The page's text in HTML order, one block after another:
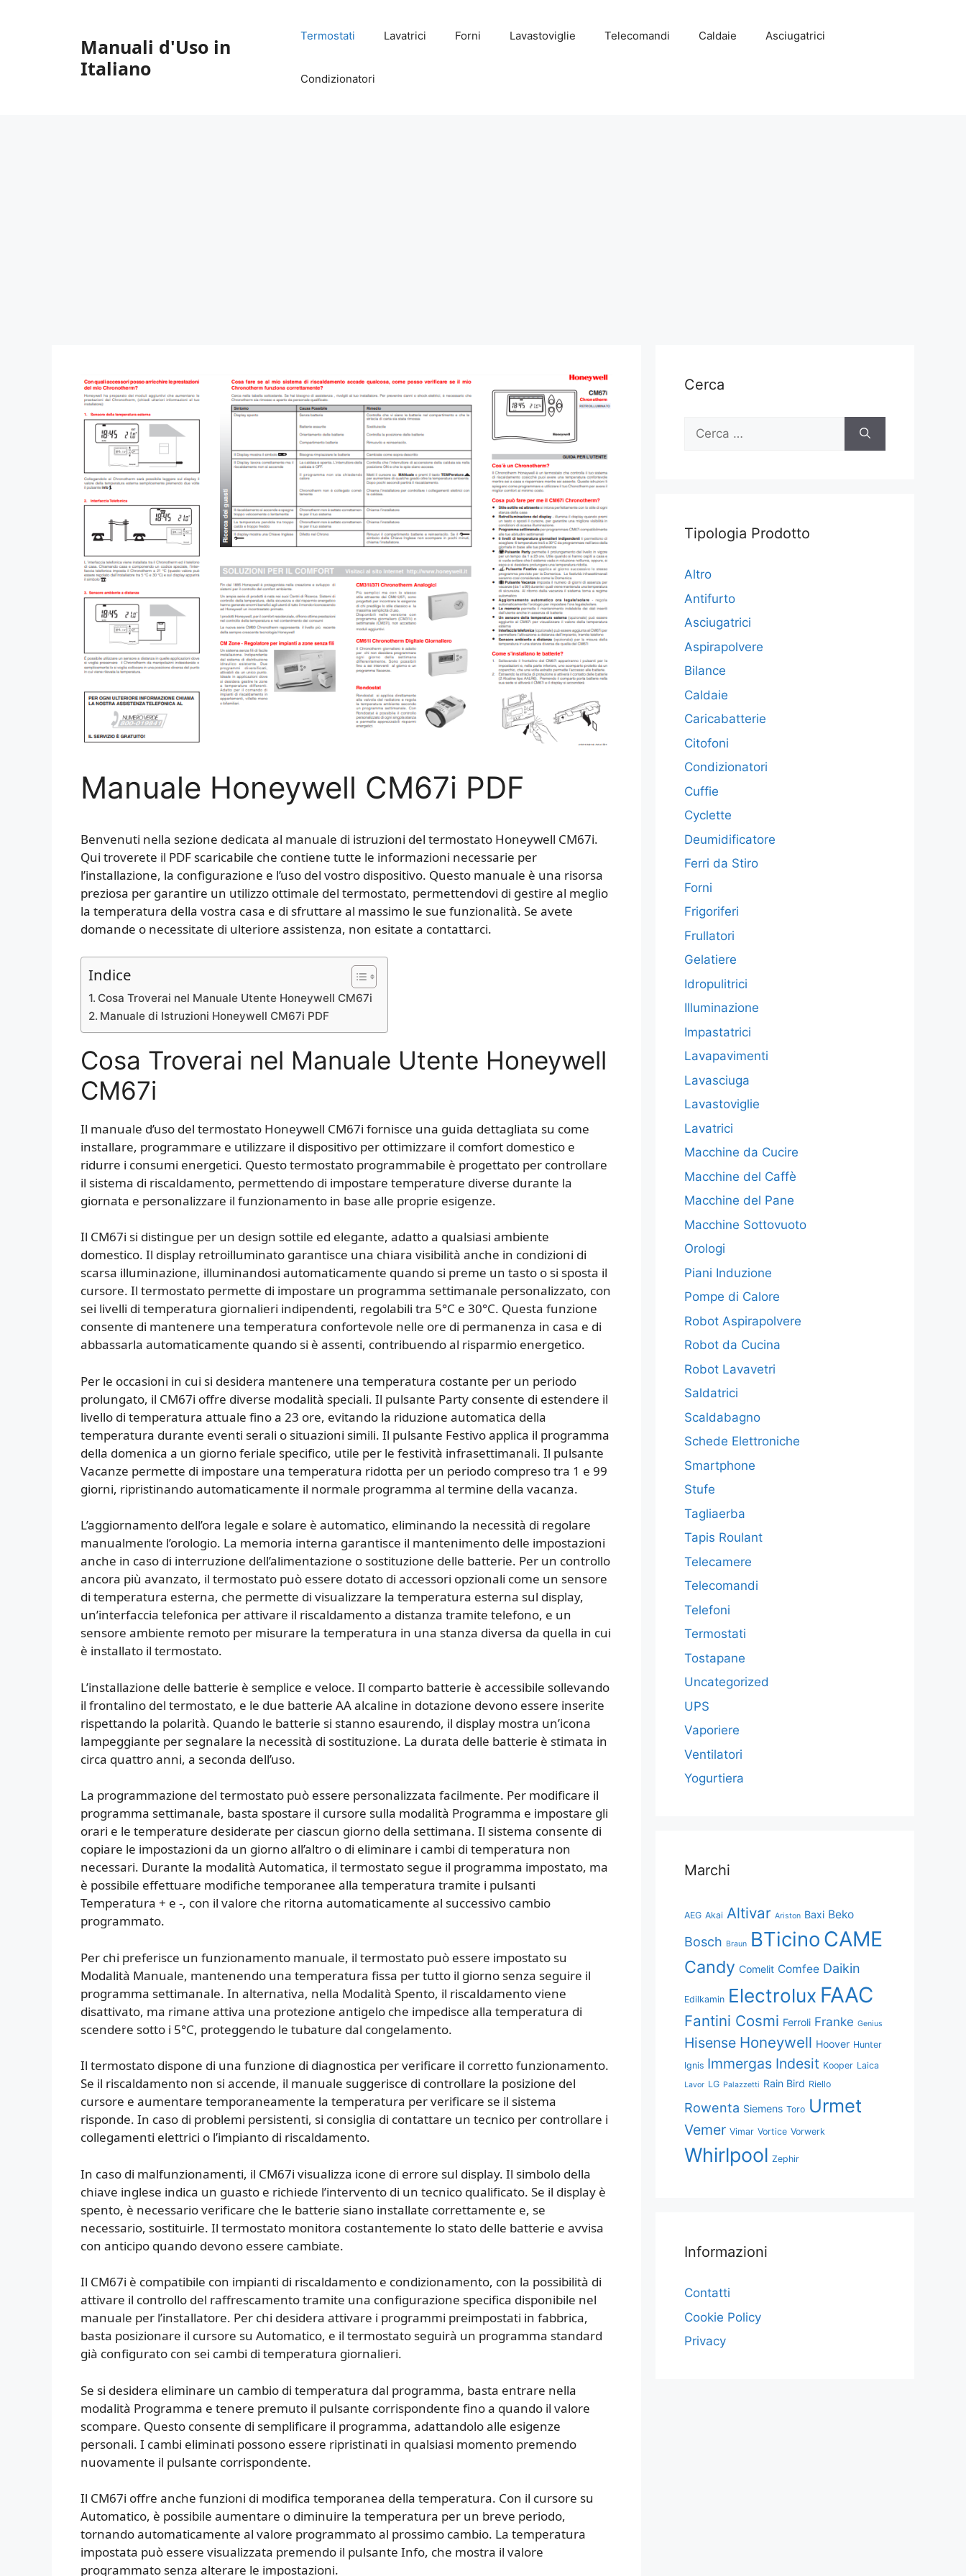
Manuali d'Uso in
Italiano
Termostati Lavatrici Forni Lavastoviglie Telecomandi Caldaie Asciugatrici
Condizionatori
Manuale Honeywell CM67i PDF
Benvenuti nella sezione dedicata al manuale di istruzioni del termostato Honeywell CM67i.
Qui troverete il PDF scaricabile che contiene tutte le informazioni necessarie per
l’installazione, la configurazione e l’uso del vostro dispositivo. Questo manuale è una risorsa
preziosa per garantire un utilizzo ottimale del termostato, permettendovi di gestire al meglio
la temperatura della vostra casa e di sfruttare al massimo le sue funzionalità. Se avete
domande o necessitate di ulteriore assistenza, non esitate a contattarci.
Indice
Cosa Troverai nel Manuale Utente Honeywell CM67i
Manuale di Istruzioni Honeywell CM67i PDF
Cosa Troverai nel Manuale Utente Honeywell
CM67i
Il manuale d’uso del termostato Honeywell CM67i fornisce una guida dettagliata su come
installare, programmare e utilizzare il dispositivo per ottimizzare il comfort domestico e
ridurre i consumi energetici. Questo termostato programmabile è progettato per controllare
il sistema di riscaldamento, permettendo di impostare temperature diverse durante la
giornata e personalizzare il funzionamento in base alle proprie esigenze.
Il CM67i si distingue per un design sottile ed elegante, adatto a qualsiasi ambiente
domestico. Il display retroilluminato garantisce una chiara visibilità anche in condizioni di
scarsa illuminazione, illuminandosi automaticamente quando si preme un tasto o si sposta il
cursore. Il termostato permette di impostare un programma settimanale personalizzato, con
sei livelli di temperatura giornalieri indipendenti, regolabili tra 5°C e 30°C. Questa funzione
consente di mantenere una temperatura confortevole nelle ore di permanenza in casa e di
abbassarla automaticamente quando si è assenti, contribuendo al risparmio energetico.
Per le occasioni in cui si desidera mantenere una temperatura costante per un periodo
prolungato, il CM67i offre diverse modalità speciali. Il pulsante Party consente di estendere il
livello di temperatura attuale fino a 23 ore, evitando la riduzione automatica della
temperatura durante eventi serali o situazioni simili. Il pulsante Festivo applica il programma
della domenica a un giorno feriale specifico, utile per le festività infrasettimanali. Il pulsante
Vacanze permette di impostare una temperatura ridotta per un periodo compreso tra 1 e 99
giorni, ripristinando automaticamente il normale programma al termine della vacanza.
L’aggiornamento dell’ora legale e solare è automatico, eliminando la necessità di regolare
manualmente l’orologio. La memoria interna garantisce il mantenimento delle impostazioni
anche in caso di interruzione dell’alimentazione o sostituzione delle batterie. Per un controllo
ancora più avanzato, il termostato può essere dotato di accessori opzionali come un sensore
di temperatura esterna, che permette di visualizzare la temperatura esterna sul display,
un’interfaccia telefonica per attivare il riscaldamento a distanza tramite telefono, e un
sensore ambiente remoto per misurare la temperatura in una stanza diversa da quella in cui
è installato il termostato.
L’installazione delle batterie è semplice e veloce. Il comparto batterie è accessibile sollevando
il frontalino del termostato, e le due batterie AA alcaline in dotazione devono essere inserite
rispettando la polarità. Quando le batterie si stanno esaurendo, il display mostra un’icona
lampeggiante per segnalare la necessità di sostituzione. La durata delle batterie è stimata in
circa quattro anni, a seconda dell’uso.
La programmazione del termostato può essere personalizzata facilmente. Per modificare il
programma settimanale, basta spostare il cursore sulla modalità Programma e impostare gli
orari e le temperature desiderate per ciascun giorno della settimana. Il sistema consente di
copiare le impostazioni da un giorno all’altro o di eliminare i cambi di temperatura non
necessari. Durante la modalità Automatica, il termostato segue il programma impostato, ma
è possibile effettuare modifiche temporanee alla temperatura tramite i pulsanti
Temperatura + e -, con il valore che ritorna automaticamente al successivo cambio
programmato.
Per chi preferisce un funzionamento manuale, il termostato può essere impostato su
Modalità Manuale, mantenendo una temperatura fissa per tutto il giorno senza seguire il
programma settimanale. In alternativa, nella Modalità Spento, il riscaldamento viene
disattivato, ma rimane attiva una protezione antigelo che impedisce alla temperatura di
scendere sotto i 5°C, proteggendo le tubature dal congelamento.
Il termostato dispone di una funzione di diagnostica per verificare il corretto funzionamento.
Se il riscaldamento non si accende, il manuale suggerisce di controllare la posizione del
cursore e aumentare temporaneamente la temperatura per verificare se il sistema
risponde. In caso di problemi persistenti, si consiglia di contattare un tecnico per controllare i
collegamenti elettrici o l’impianto di riscaldamento.
In caso di malfunzionamenti, il CM67i visualizza icone di errore sul display. Il simbolo della
chiave inglese indica un guasto e richiede l’intervento di un tecnico qualificato. Se il display è
spento, è necessario verificare che le batterie siano installate correttamente e, se
necessario, sostituirle. Il termostato monitora costantemente lo stato delle batterie e avvisa
con anticipo quando devono essere cambiate.
Il CM67i è compatibile con impianti di riscaldamento e condizionamento, con la possibilità di
attivare il controllo del raffrescamento tramite una configurazione specifica disponibile nel
manuale per l’installatore. Per chi desidera attivare i programmi preimpostati in fabbrica,
basta posizionare il cursore su Automatico, e il termostato seguirà un programma standard
già configurato con sei cambi di temperatura giornalieri.
Se si desidera eliminare un cambio di temperatura dal programma, basta entrare nella
modalità Programma e tenere premuto il pulsante corrispondente fino a quando il valore
scompare. Questo consente di semplificare il programma, adattandolo alle esigenze
personali. I cambi eliminati possono essere ripristinati in qualsiasi momento premendo
nuovamente il pulsante corrispondente.
Il CM67i offre anche funzioni di modifica temporanea della temperatura. Con il cursore su
Automatico, è possibile aumentare o diminuire la temperatura per un breve periodo,
tornando automaticamente al valore programmato al prossimo cambio. La temperatura
impostata può essere visualizzata premendo il pulsante Info, che mostra il valore
programmato senza alterare le impostazioni.
Cerca
Ricerca
Tipologia Prodotto
Altro
Antifurto
Asciugatrici
Aspirapolvere
Bilance
Caldaie
Caricabatterie
Citofoni
Condizionatori
Cuffie
Cyclette
Deumidificatore
Ferri da Stiro
Forni
Frigoriferi
Frullatori
Gelatiere
Idropulitrici
Illuminazione
Impastatrici
Lavapavimenti
Lavasciuga
Lavastoviglie
Lavatrici
Macchine da Cucire
Macchine del Caffè
Macchine del Pane
Macchine Sottovuoto
Orologi
Piani Induzione
Pompe di Calore
Robot Aspirapolvere
Robot da Cucina
Robot Lavavetri
Saldatrici
Scaldabagno
Schede Elettroniche
Smartphone
Stufe
Tagliaerba
Tapis Roulant
Telecamere
Telecomandi
Telefoni
Termostati
Tostapane
Uncategorized
UPS
Vaporiere
Ventilatori
Yogurtiera
Marchi
AEG Akai Altivar Ariston Baxi Beko
Bosch Braun BTicino CAME
Candy Comelit Comfee Daikin
Edilkamin Electrolux FAAC
Fantini Cosmi Ferroli Franke Genius
Hisense Honeywell Hoover Hunter
Ignis Immergas Indesit Kooper Laica
Lavor LG Palazzetti Rain Bird Riello
Rowenta Siemens Toro Urmet
Vemer Vimar Vortice Vorwerk
Whirlpool Zephir
Informazioni
Contatti
Cookie Policy
Privacy